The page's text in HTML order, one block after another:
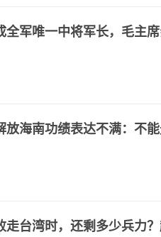
全军唯一中将军长，毛主
放海南功绩表达不满：不
走台湾时，还剩多少兵力